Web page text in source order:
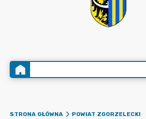
STRONA GŁÓWNA
POWIAT ZGORZELECKI